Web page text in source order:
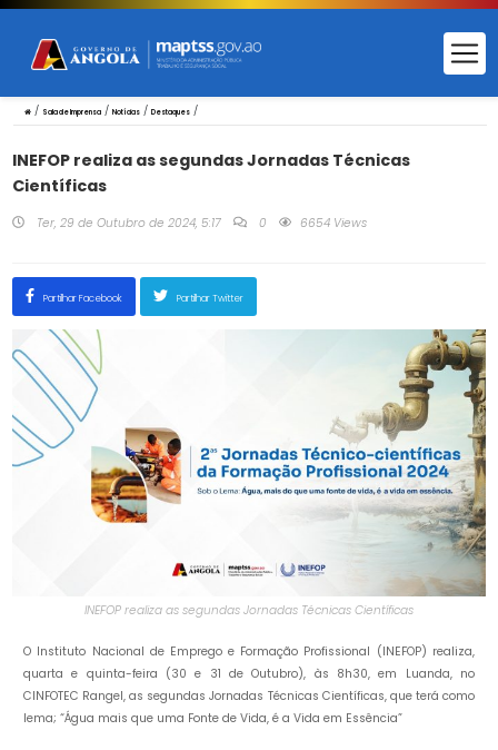
/ Sala de Imprensa/ Notícias/ Destaques/
INEFOP realiza as segundas Jornadas Técnicas
Científicas
Ter, 29 de Outubro de 2024, 5:17 0 6654 Views
Partilhar Facebook Partilhar Twitter
INEFOP realiza as segundas Jornadas Técnicas Científicas
O Instituto Nacional de Emprego e Formação Profissional (INEFOP) realiza,
quarta e quinta-feira (30 e 31 de Outubro), às 8h30, em Luanda, no
CINFOTEC Rangel, as segundas Jornadas Técnicas Científicas, que terá como
lema; “Água mais que uma Fonte de Vida, é a Vida em Essência”